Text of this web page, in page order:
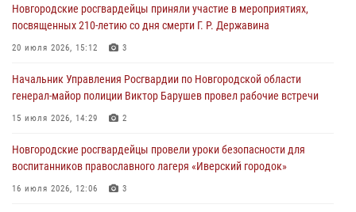
30 июля 2026, 14:36 1
Новгородские росгвардейцы рассказали о службе детям из летнего
30 июля 2026, 08:40 5
Новгородские росгвардейцы задержали мужчину
Телесюжет в программе "Новгородское областное телевидение.
Новости часа." от 29 июля 2026 года. Новгородские призывники
Новгородские росгвардейцы приняли участие в мероприятиях,
посвященных 210-летию со дня смерти Г. Р. Державина
20 июля 2026, 15:12 3
Начальник Управления Росгвардии по Новгородской области
генерал-майор полиции Виктор Барушев провел рабочие встречи
15 июля 2026, 14:29 2
Новгородские росгвардейцы провели уроки безопасности для
воспитанников православного лагеря «Иверский городок»
16 июля 2026, 12:06 3